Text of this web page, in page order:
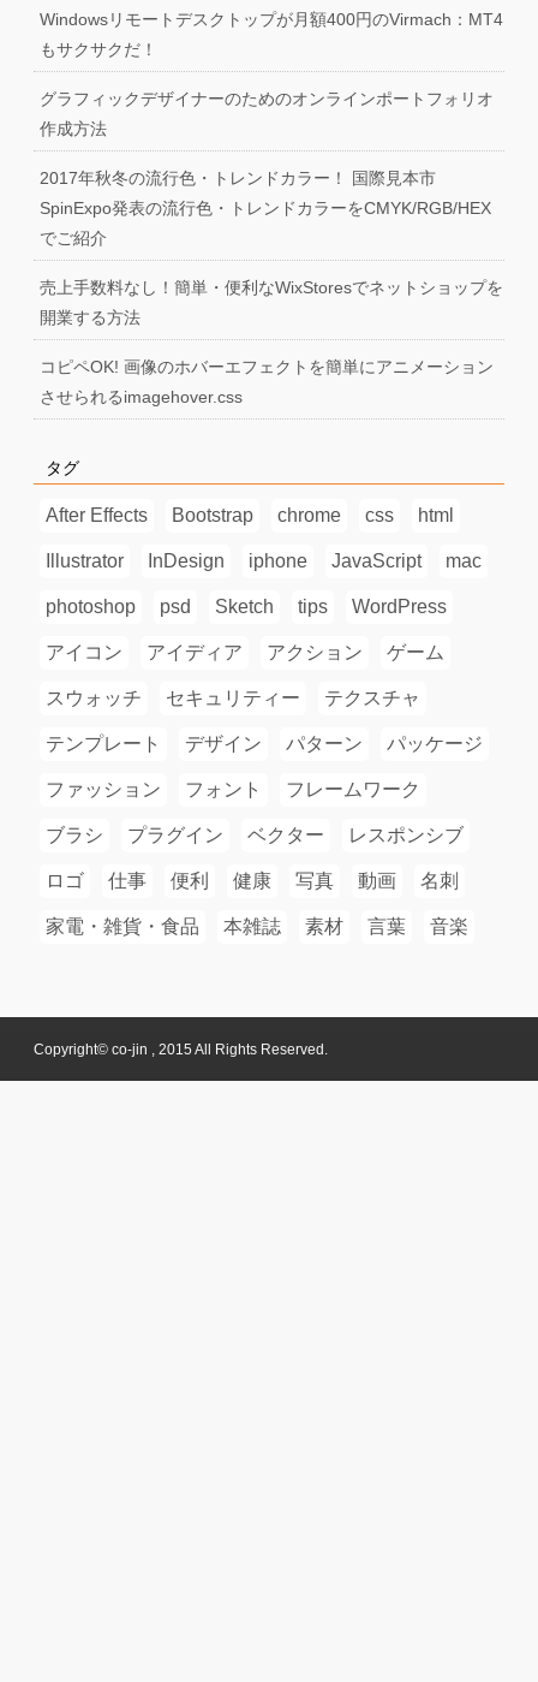
Windowsリモートデスクトップが月額400円のVirmach：MT4
もサクサクだ！
グラフィックデザイナーのためのオンラインポートフォリオ
作成方法
2017年秋冬の流行色・トレンドカラー！ 国際見本市
SpinExpo発表の流行色・トレンドカラーをCMYK/RGB/HEX
でご紹介
売上手数料なし！簡単・便利なWixStoresでネットショップを
開業する方法
コピペOK! 画像のホバーエフェクトを簡単にアニメーション
させられるimagehover.css
タグ
After Effects Bootstrap chrome css html
Illustrator InDesign iphone JavaScript mac
photoshop psd Sketch tips WordPress
アイコン アイディア アクション ゲーム
スウォッチ セキュリティー テクスチャ
テンプレート デザイン パターン パッケージ
ファッション フォント フレームワーク
ブラシ プラグイン ベクター レスポンシブ
ロゴ 仕事 便利 健康 写真 動画 名刺
家電・雑貨・食品 本雑誌 素材 言葉 音楽
Copyright© co-jin , 2015 All Rights Reserved.